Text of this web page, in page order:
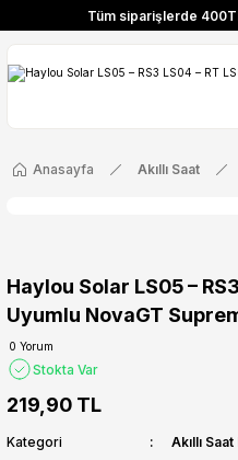
Tüm siparişlerde
Özel! YENI10 koduyla 400 TL ve
Tüm siparişlerde
Özel! YENI10 koduyla 400 TL ve
Anasayfa Akıllı Saat
Haylou Solar LS05 –
Uyumlu NovaGT
0 Yorum
Stokta Var
219,90 TL
Kategori
Akıllı